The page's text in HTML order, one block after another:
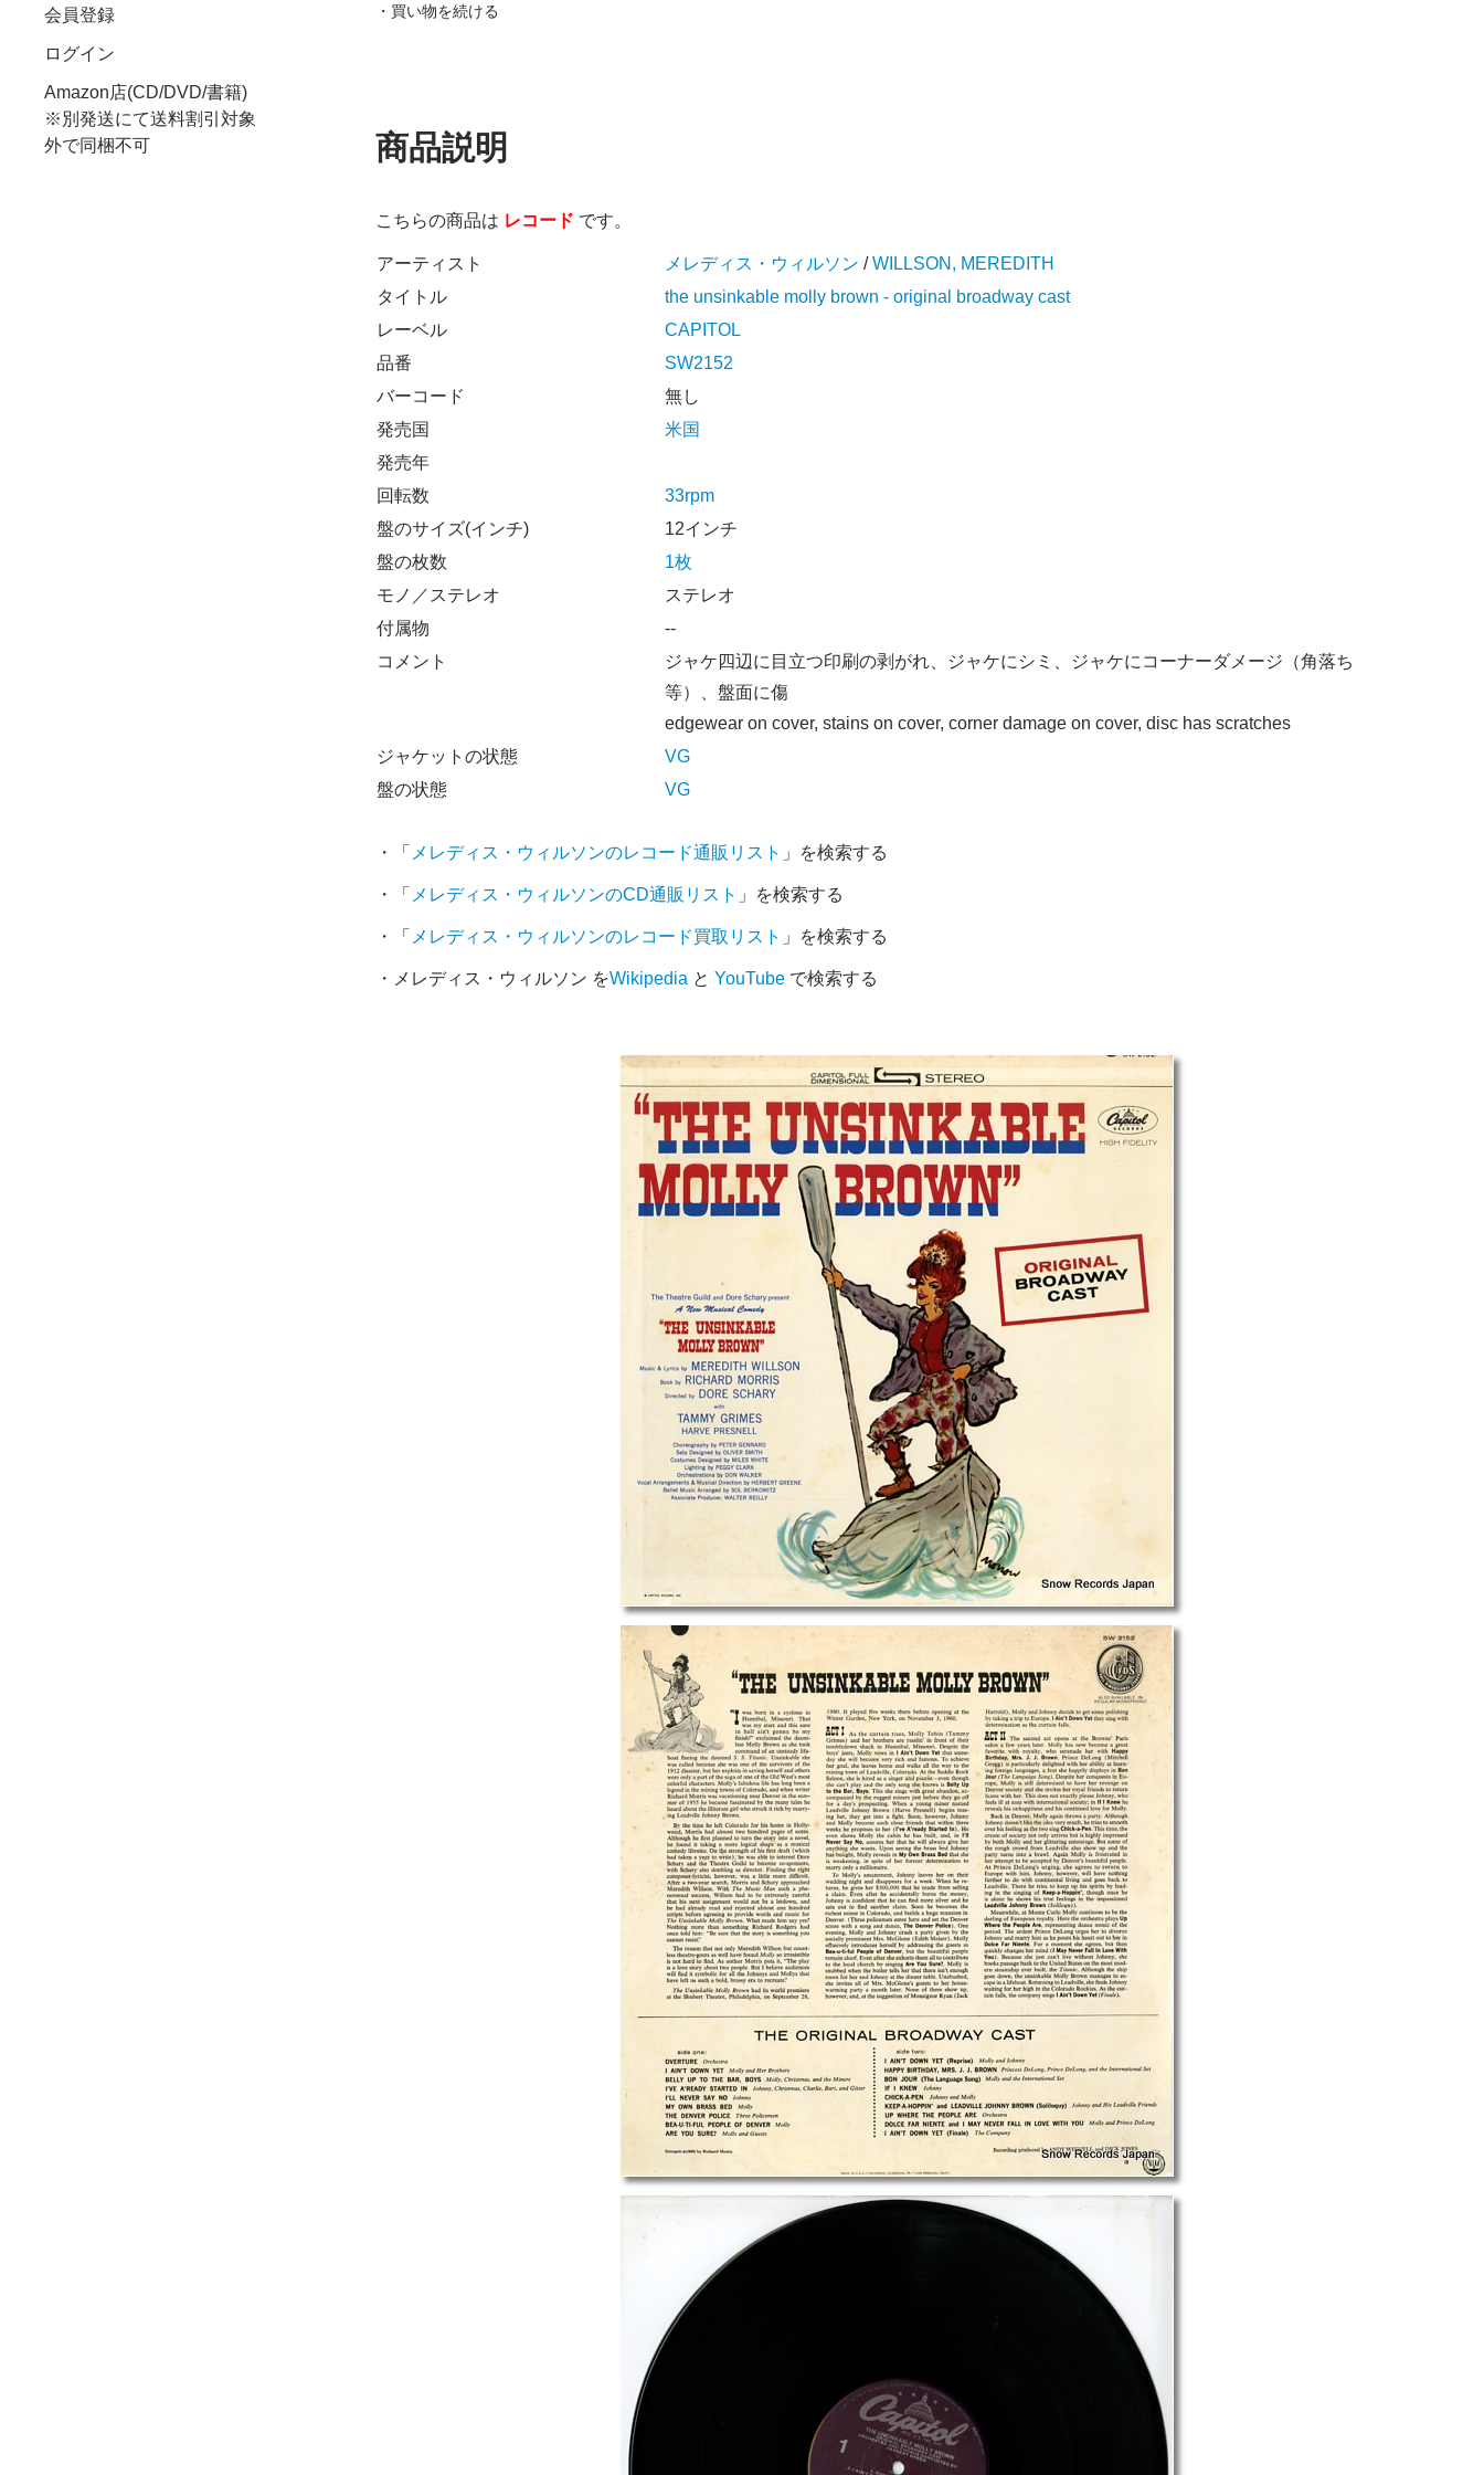
会員登録
ログイン
Amazon店(CD/DVD/書籍)
※別発送にて送料割引対象
外で同梱不可
・買い物を続ける
商品説明
こちらの商品は レコード です。
アーティスト メレディス・ウィルソン /WILLSON, MEREDITH
タイトル
the unsinkable molly brown - original broadway cast
レーベル
CAPITOL
品番
SW2152
バーコード
無し
発売国
米国
発売年
回転数
33rpm
盤のサイズ(インチ)
12インチ
盤の枚数
1枚
モノ／ステレオ
ステレオ
付属物
--
コメント
ジャケ四辺に目立つ印刷の剥がれ、ジャケにシミ、ジャケにコーナーダメージ（角落ち
等）、盤面に傷
edgewear on cover, stains on cover, corner damage on cover, disc has scratches
ジャケットの状態
VG
盤の状態
VG
・「 メレディス・ウィルソンのレコード通販リスト 」を検索する
・「 メレディス・ウィルソンのCD通販リスト 」を検索する
・「 メレディス・ウィルソンのレコード買取リスト 」を検索する
・メレディス・ウィルソン をWikipedia と YouTube で検索する